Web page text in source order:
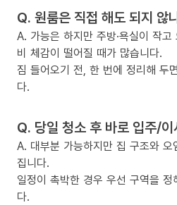
Q. 원룸은 직접 해도 되지 않
A. 가능은 하지만 주방·욕실이 작
비 체감이 떨어질 때가 많습니다.
짐 들어오기 전, 한 번에 정리해 두
다.
Q. 당일 청소 후 바로 입주/
A. 대부분 가능하지만 집 구조와
집니다.
일정이 촉박한 경우 우선 구역을
다.